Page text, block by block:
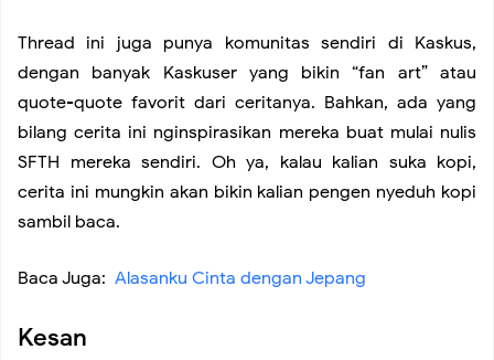
Thread ini juga punya komunitas sendiri di Kaskus,
dengan banyak Kaskuser yang bikin “fan art” atau
quote-quote favorit dari ceritanya. Bahkan, ada yang
bilang cerita ini nginspirasikan mereka buat mulai nulis
SFTH mereka sendiri. Oh ya, kalau kalian suka kopi,
cerita ini mungkin akan bikin kalian pengen nyeduh kopi
sambil baca.
Baca Juga: Alasanku Cinta dengan Jepang
Kesan